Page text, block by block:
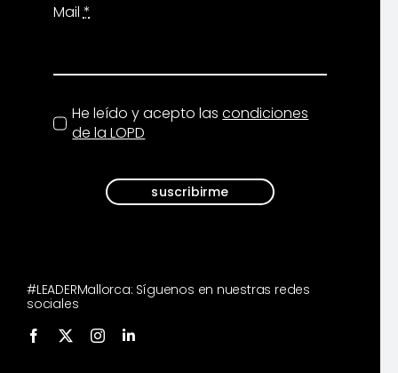
Mail*
He leído y acepto lascondiciones
de la LOPD
suscribirme
#LEADERMallorca: Síguenos en nuestras redes
sociales